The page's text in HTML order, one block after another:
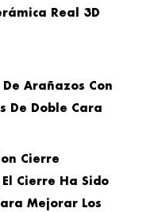
Real 3D
Arañazos Con
De Doble Cara
Cierre
Cierre Ha Sido
Mejorar Los